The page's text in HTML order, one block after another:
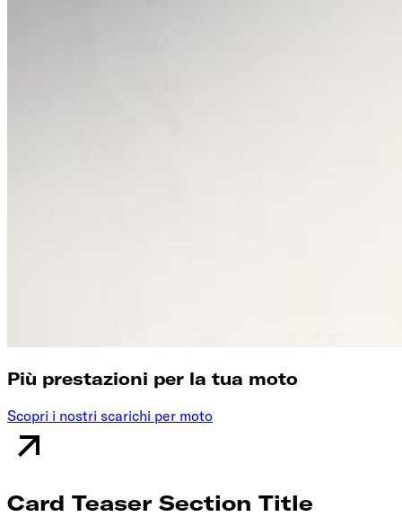
Più prestazioni per la tua moto
Scopri i nostri scarichi per moto
Card Teaser Section Title